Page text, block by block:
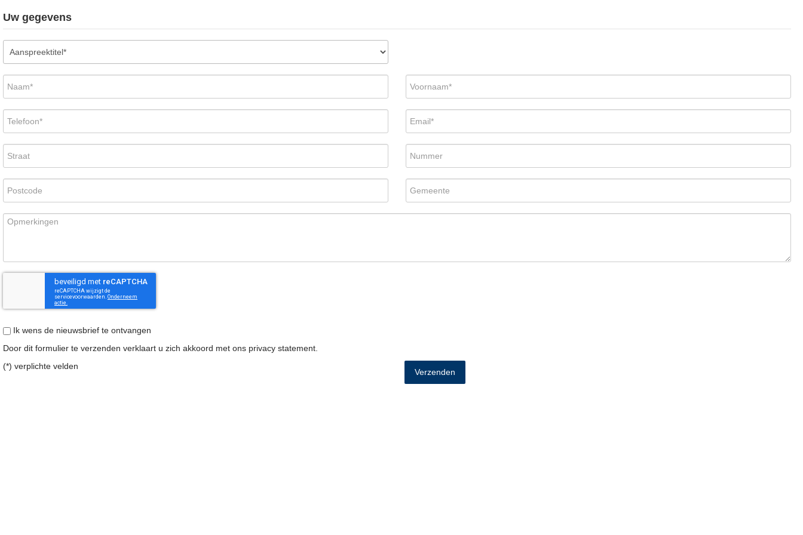
Uw gegevens
Ik wens de nieuwsbrief te ontvangen
Door dit formulier te verzenden verklaart u zich akkoord met ons privacy statement
(*) verplichte velden
Verzenden